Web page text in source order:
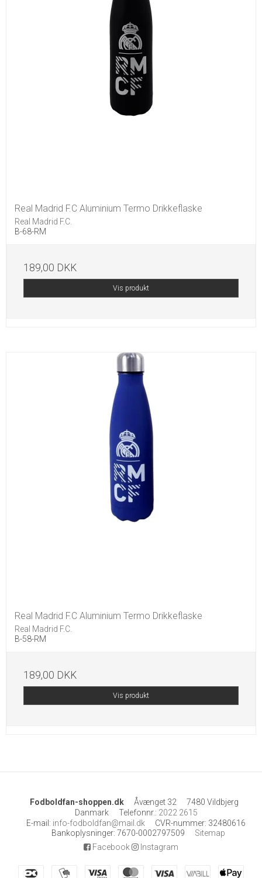
Real Madrid F.C Aluminium Termo Drikkeflaske
Real Madrid F.C.
B-68-RM
189,00 DKK
Vis produkt
Real Madrid F.C Aluminium Termo Drikkeflaske
Real Madrid F.C.
B-58-RM
189,00 DKK
Vis produkt
Fodboldfan-shoppen.dk Åvænget 32
7480 Vildbjerg
Danmark
Telefonnr.: 2022 2615
E-mail: info-fodboldfan@mail.dk CVR-nummer: 32480616
Bankoplysninger: 7670-0002797509
Sitemap
Facebook
Instagram